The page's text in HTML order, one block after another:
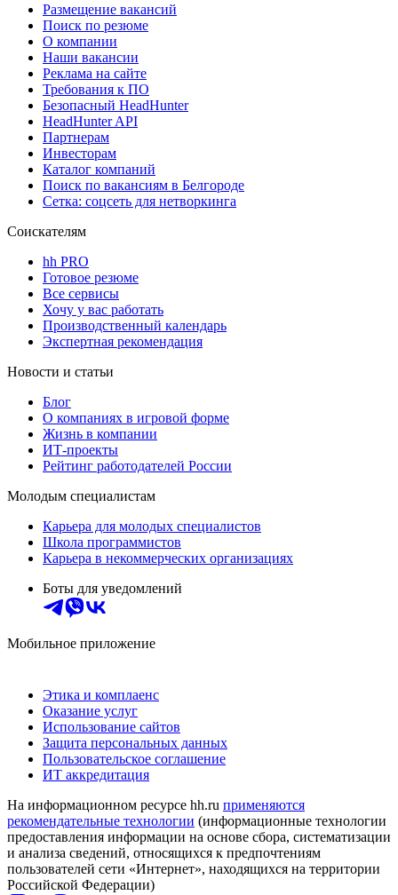
Размещение вакансий
Поиск по резюме
О компании
Наши вакансии
Реклама на сайте
Требования к ПО
Безопасный HeadHunter
HeadHunter API
Партнерам
Инвесторам
Каталог компаний
Поиск по вакансиям в Белгороде
Сетка: соцсеть для нетворкинга
Соискателям
hh PRO
Готовое резюме
Все сервисы
Хочу у вас работать
Производственный календарь
Экспертная рекомендация
Новости и статьи
Блог
О компаниях в игровой форме
Жизнь в компании
ИТ-проекты
Рейтинг работодателей России
Молодым специалистам
Карьера для молодых специалистов
Школа программистов
Карьера в некоммерческих организациях
Боты для уведомлений
Мобильное приложение
Этика и комплаенс
Оказание услуг
Использование сайтов
Защита персональных данных
Пользовательское соглашение
ИТ аккредитация
На информационном ресурсе hh.ru применяются
рекомендательные технологии (информационные технологии
предоставления информации на основе сбора, систематизации
и анализа сведений, относящихся к предпочтениям
пользователей сети «Интернет», находящихся на территории
Российской Федерации)